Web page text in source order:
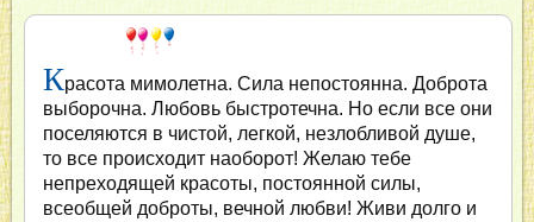
Красота мимолетна. Сила непостоянна. Доброта
выборочна. Любовь быстротечна. Но если все они
поселяются в чистой, легкой, незлобливой душе,
то все происходит наоборот! Желаю тебе
непреходящей красоты, постоянной силы,
всеобщей доброты, вечной любви! Живи долго и